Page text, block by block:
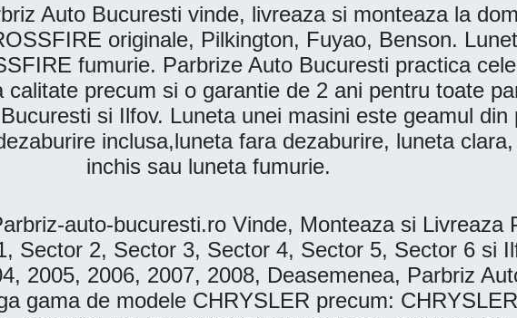
Auto Bucuresti vinde, livreaza si monteaza la
originale, Pilkington, Fuyao, Benson.
fumurie. Parbrize Auto Bucuresti practica
precum si o garantie de 2 ani pentru toate
si Ilfov. Luneta unei masini este geamul
inclusa,luneta fara dezaburire, luneta
inchis sau luneta fumurie.
auto-bucuresti.ro Vinde, Monteaza si Livreaza
Sector 2, Sector 3, Sector 4, Sector 5, Sector 6 si
2005, 2006, 2007, 2008, Deasemenea, Parbriz
gama de modele CHRYSLER precum: